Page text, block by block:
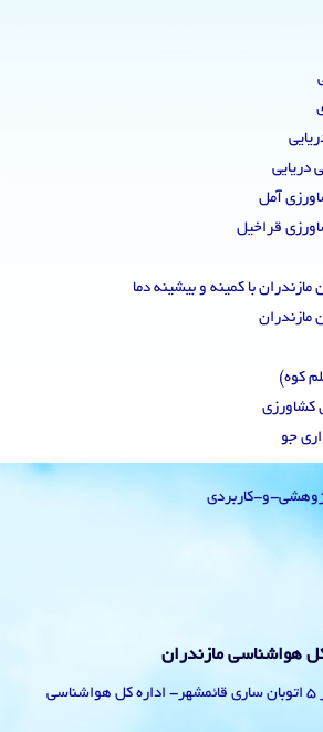
دریایی
آمل
قراخیل
کوه)
کشاورزی
جو
و-کاربردی
هواشناسی مازندران
آدرس: ساری – کیلومتر 5 اتوبان ساری قائمشهر- اداره کل هواشناسی